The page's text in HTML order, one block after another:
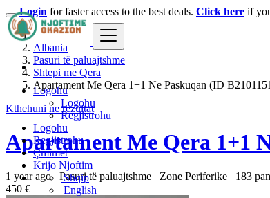
Logohu
Logohu
Regjistrohu
Logohu
Regjistrohu
Çmimet
Krijo Njoftim
Shqip
English
Login for faster access to the best deals. Click here if
Albania
Pasuri të paluajtshme
Shtepi me Qera
Apartament Me Qera 1+1 Ne Paskuqan (ID
Kthehuni ne rezultat
Apartament Me Qera 1+1
1 year ago Pasuri të paluajtshme Zone Periferike 183
450 €